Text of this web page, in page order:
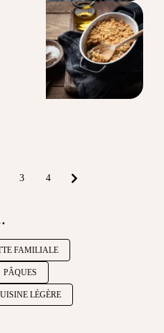
3 4
FAMILIALE
PÂQUES
LÉGÈRE